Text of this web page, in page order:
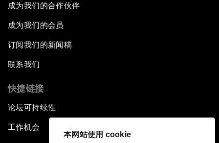
本网站使用 cookie
成为我们的合作伙伴
成为我们的会员
订阅我们的新闻稿
联系我们
快捷链接
论坛可持续性
工作机会